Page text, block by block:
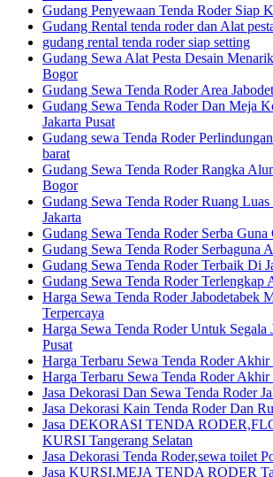
Gudang Penyewaan Tenda Roder Siap
Gudang Rental tenda roder dan Alat
gudang rental tenda roder siap setting
Gudang Sewa Alat Pesta Desain
Bogor
Gudang Sewa Tenda Roder Area
Gudang Sewa Tenda Roder Dan Meja
Jakarta Pusat
Gudang sewa Tenda Roder
barat
Gudang Sewa Tenda Roder Rangka
Bogor
Gudang Sewa Tenda Roder Ruang Luas
Jakarta
Gudang Sewa Tenda Roder Serba Guna
Gudang Sewa Tenda Roder Serbaguna
Gudang Sewa Tenda Roder Terbaik Di
Gudang Sewa Tenda Roder Terlengkap
Harga Sewa Tenda Roder Jabodetabek
Terpercaya
Harga Sewa Tenda Roder Untuk Segala
Pusat
Harga Terbaru Sewa Tenda Roder Akhir
Harga Terbaru Sewa Tenda Roder
Jasa Dekorasi Dan Sewa Tenda Roder
Jasa Dekorasi Kain Tenda Roder Dan
Jasa DEKORASI TENDA
KURSI Tangerang Selatan
Jasa Dekorasi Tenda Roder,sewa toilet
Jasa KURSI,MEJA TENDA RODER